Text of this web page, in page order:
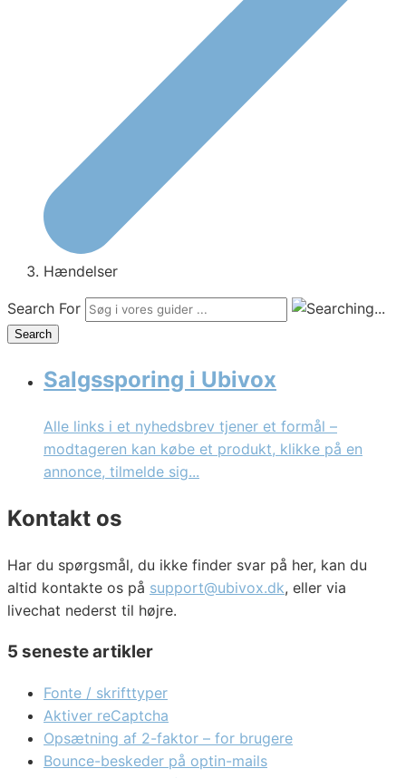
Hændelser
Search For
Search
Salgssporing i Ubivox
Alle links i et nyhedsbrev tjener et formål –
modtageren kan købe et produkt, klikke på en
annonce, tilmelde sig...
Kontakt os
Har du spørgsmål, du ikke finder svar på her, kan du
altid kontakte os på support@ubivox.dk, eller via
livechat nederst til højre.
5 seneste artikler
Fonte / skrifttyper
Aktiver reCaptcha
Opsætning af 2-faktor – for brugere
Bounce-beskeder på optin-mails